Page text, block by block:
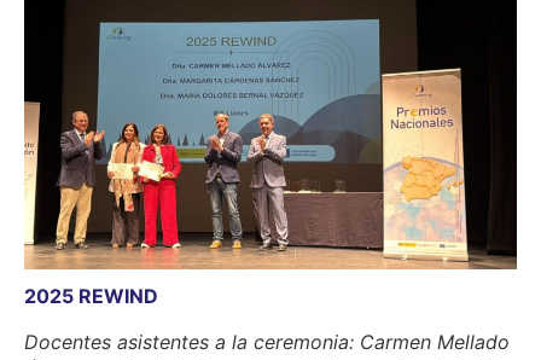
2025 REWIND
Docentes asistentes a la ceremonia: Carmen Mellado